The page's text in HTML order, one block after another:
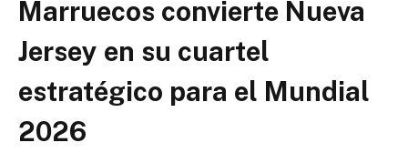
Marruecos convierte Nueva
Jersey en su cuartel
estratégico para el Mundial
2026